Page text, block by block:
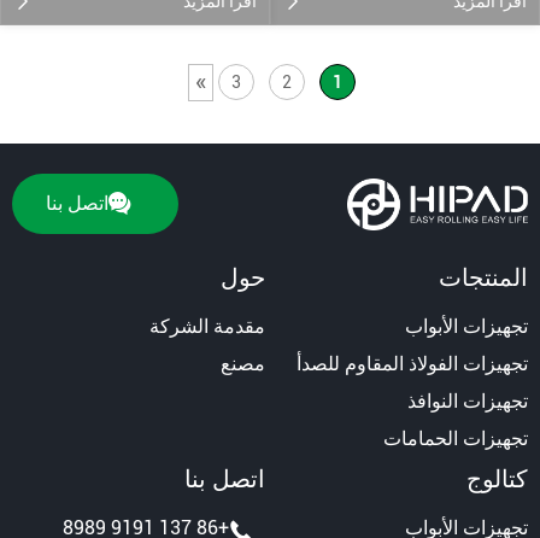
1
2
3
»
اتصل بنا
المنتجات
تجهيزات الأبواب
تجهيزات الفولاذ المقاوم للصدأ
تجهيزات النوافذ
تجهيزات الحمامات
حول
مقدمة الشركة
مصنع
كتالوج
تجهيزات الأبواب
اتصل بنا
+86 137 9191 8989